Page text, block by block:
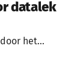
datalek
het...